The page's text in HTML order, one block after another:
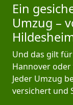
Ein
Umzug –
Und das gilt
Hannover
Jeder Umzug
versichert und